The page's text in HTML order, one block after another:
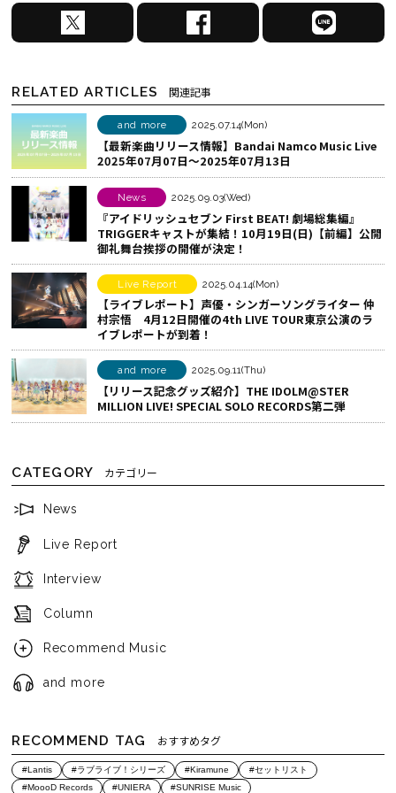
X
で
ア
る
F
a
b
o
o
k
で
シ
ェ
ア
す
る
L
I
シ
ェ
ア
RELATED ARTICLES 関連記事
and more 2025.07.14(Mon)
【最新楽曲リリース情報】Bandai Namco Music Live
2025年07月07日～2025年07月13日
News 2025.09.03(Wed)
『アイドリッシュセブン First BEAT! 劇場総集編』
TRIGGERキャストが集結！10月19日(日)【前編】公開
御礼舞台挨拶の開催が決定！
Live Report 2025.04.14(Mon)
【ライブレポート】声優・シンガーソングライター 仲
村宗悟 4月12日開催の4th LIVE TOUR東京公演のラ
イブレポートが到着！
and more 2025.09.11(Thu)
【リリース記念グッズ紹介】THE IDOLM@STER
MILLION LIVE! SPECIAL SOLO RECORDS第二弾
CATEGORY カテゴリー
News
Live Report
Interview
Column
Recommend Music
and more
RECOMMEND TAG おすすめタグ
#Lantis #ラブライブ！シリーズ #Kiramune
#セットリスト
#MoooD Records
#UNIERA
#SUNRISE Music